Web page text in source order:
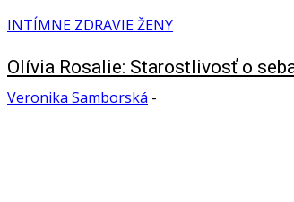
INTÍMNE ZDRAVIE ŽENY
Olívia Rosalie: Starostlivosť o
Veronika Samborská -